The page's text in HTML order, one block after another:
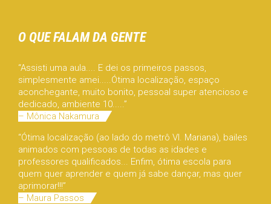
O QUE FALAM DA GENTE
“Assisti uma aula.... E dei os primeiros passos,
simplesmente amei.....Ótima localização, espaço
aconchegante, muito bonito, pessoal super atencioso e
dedicado, ambiente 10.....”
– Mônica Nakamura
“Ótima localização (ao lado do metrô Vl. Mariana), bailes
animados com pessoas de todas as idades e
professores qualificados... Enfim, ótima escola para
quem quer aprender e quem já sabe dançar, mas quer
aprimorar!!!”
– Maura Passos